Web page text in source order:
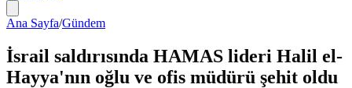
Ana Sayfa/Gündem
İsrail saldırısında HAMAS lideri Halil el-
Hayya'nın oğlu ve ofis müdürü şehit oldu